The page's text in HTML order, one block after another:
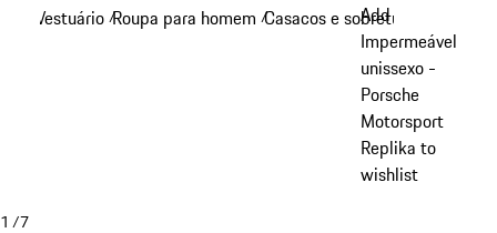
Vestuário /Roupa para homem /Casacos e sobretudos
Add
Impermeável
unissexo -
Porsche
Motorsport
Replika to
wishlist
1 /7